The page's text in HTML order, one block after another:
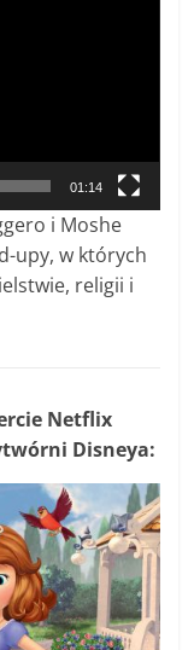
01:14
i Moshe
upy, w których
religii i
Netflix
Disneya: